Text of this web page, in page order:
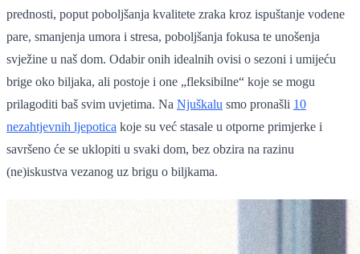
prednosti, poput poboljšanja kvalitete zraka kroz ispuštanje vodene
pare, smanjenja umora i stresa, poboljšanja fokusa te unošenja
svježine u naš dom. Odabir onih idealnih ovisi o sezoni i umijeću
brige oko biljaka, ali postoje i one „fleksibilne“ koje se mogu
prilagoditi baš svim uvjetima. Na Njuškalu smo pronašli 10
nezahtjevnih ljepotica koje su već stasale u otporne primjerke i
savršeno će se uklopiti u svaki dom, bez obzira na razinu
(ne)iskustva vezanog uz brigu o biljkama.